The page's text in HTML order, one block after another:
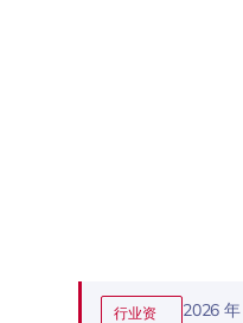
行业资
2026